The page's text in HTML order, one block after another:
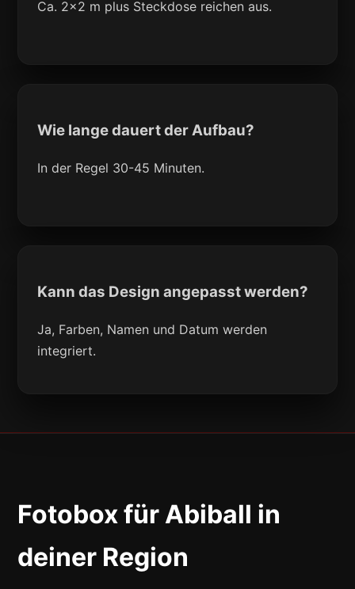
Ca. 2x2 m plus Steckdose reichen aus.
Wie lange dauert der Aufbau?
In der Regel 30-45 Minuten.
Kann das Design angepasst werden?
Ja, Farben, Namen und Datum werden
integriert.
Fotobox für Abiball in
deiner Region